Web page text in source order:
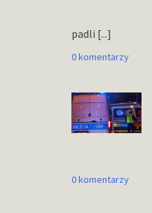
padli [...]
0 komentarzy
0 komentarzy